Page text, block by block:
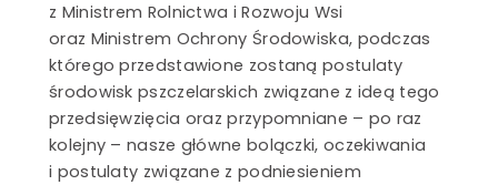
z Ministrem Rolnictwa i Rozwoju Wsi
oraz Ministrem Ochrony Środowiska, podczas
którego przedstawione zostaną postulaty
środowisk pszczelarskich związane z ideą tego
przedsięwzięcia oraz przypomniane – po raz
kolejny – nasze główne bolączki, oczekiwania
i postulaty związane z podniesieniem